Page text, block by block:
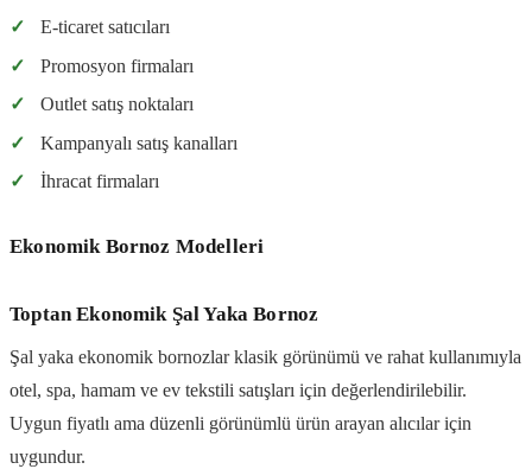
✓
E-ticaret satıcıları
✓
Promosyon firmaları
✓
Outlet satış noktaları
✓
Kampanyalı satış kanalları
✓
İhracat firmaları
Ekonomik Bornoz Modelleri
Toptan Ekonomik Şal Yaka Bornoz
Şal yaka ekonomik bornozlar klasik görünümü ve rahat kullanımıyla
otel, spa, hamam ve ev tekstili satışları için değerlendirilebilir.
Uygun fiyatlı ama düzenli görünümlü ürün arayan alıcılar için
uygundur.